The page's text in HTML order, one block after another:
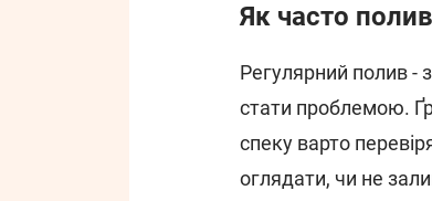
Як часто
Регулярний полив -
стати проблемою.
спеку варто
оглядати, чи не